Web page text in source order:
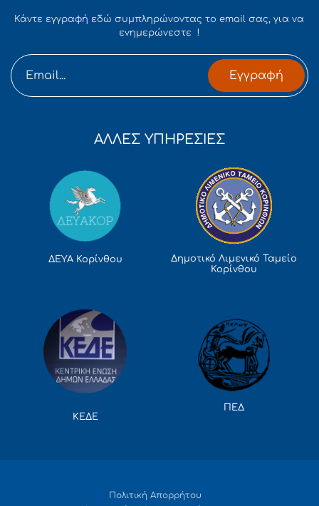
Κάντε εγγραφή εδώ συμπληρώνοντας το email σας, για να
ενημερώνεστε !
Εγγραφή
ΑΛΛΕΣ ΥΠΗΡΕΣΙΕΣ
ΔΕΥΑ Κορίνθου
Δημοτικό Λιμενικό Ταμείο
Κορίνθου
ΚΕΔΕ
ΠΕΔ
Πολιτική Απορρήτου